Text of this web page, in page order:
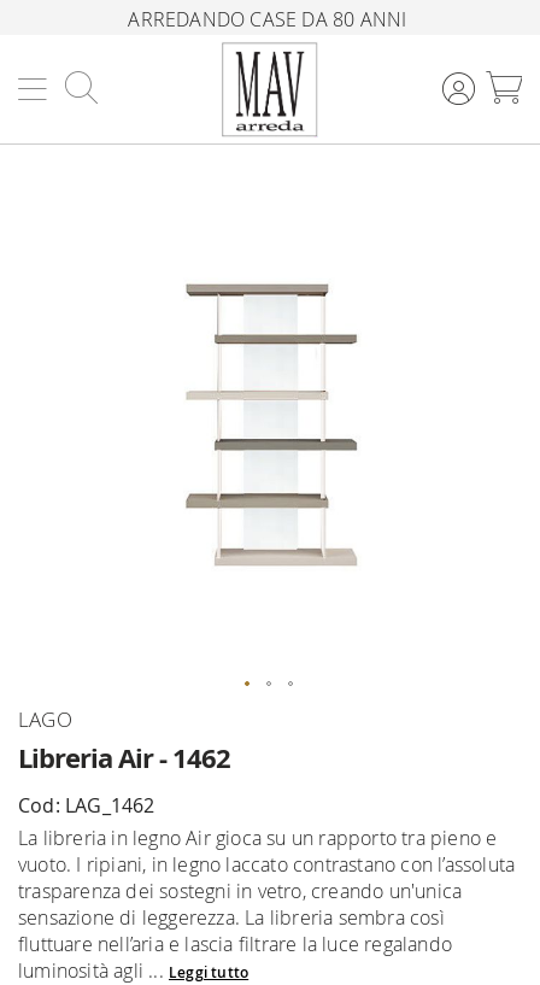
ARREDANDO CASE DA 80 ANNI
Libreria Air - 1462
LAGO
Cod: LAG_1462
La libreria in legno Air gioca su un rapporto tra pieno e
vuoto. I ripiani, in legno laccato contrastano con l’assoluta
trasparenza dei sostegni in vetro, creando un'unica
sensazione di leggerezza. La libreria sembra così
fluttuare nell’aria e lascia filtrare la luce regalando
luminosità agli ... Leggi tutto
Vai
della
galleria
di
immagini